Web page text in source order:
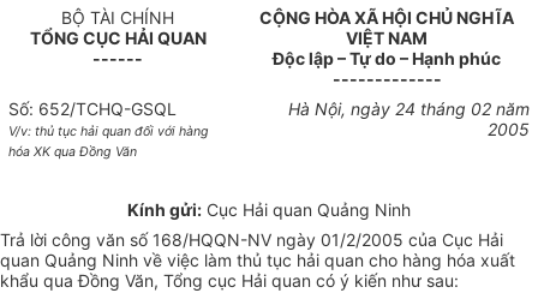
BỘ TÀI CHÍNH
TỔNG CỤC HẢI QUAN
------
CỘNG HÒA XÃ HỘI CHỦ NGHĨA
VIỆT NAM
Độc lập – Tự do – Hạnh phúc
-------------
Số: 652/TCHQ-GSQL
V/v: thủ tục hải quan đối với hàng
hóa XK qua Đồng Văn
Hà Nội, ngày 24 tháng 02 năm
2005
Kính gửi: Cục Hải quan Quảng Ninh
Trả lời công văn số 168/HQQN-NV ngày 01/2/2005 của Cục Hải
quan Quảng Ninh về việc làm thủ tục hải quan cho hàng hóa xuất
khẩu qua Đồng Văn, Tổng cục Hải quan có ý kiến như sau: